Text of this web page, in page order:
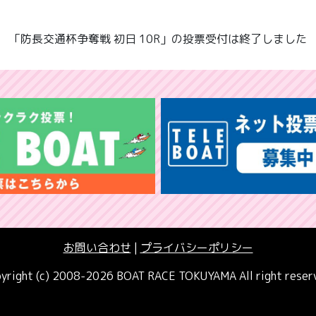
「防長交通杯争奪戦 初日 10R」の投票受付は終了しました
お問い合わせ | プライバシーポリシー
(c) 2008-2026 BOAT RACE TOKUYAMA All right